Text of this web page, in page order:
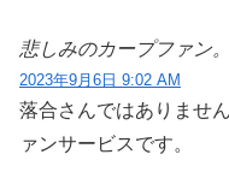
悲しみのカープファン。
2023年9月6日 9:02 AM
落合さんではありませ
ァンサービスです。